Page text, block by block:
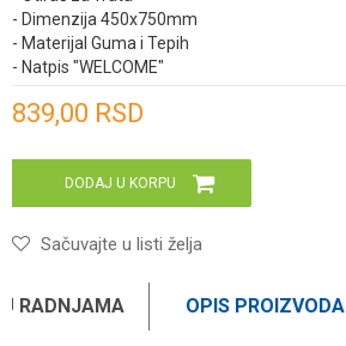
- Dimenzija 450x750mm
- Materijal Guma i Tepih
- Natpis "WELCOME"
839,00 RSD
DODAJ U KORPU
Sačuvajte u listi želja
RADNJAMA OPIS PROIZVODA